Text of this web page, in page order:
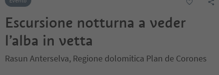
Escursione notturna a veder
l’alba in vetta
Rasun Anterselva, Regione dolomitica Plan de Corones